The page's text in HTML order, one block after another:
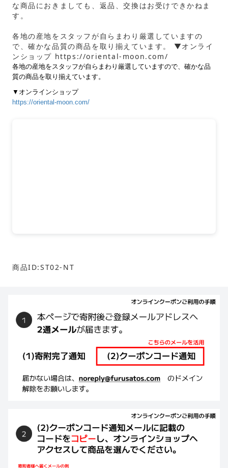
な商品におきましても、返品、交換はお受けできかねま
す。
各地の産地をスタッフが自らまわり厳選していますの
で、確かな品質の商品を取り揃えています。 ▼オンライ
ンショップ https://oriental-moon.com/
各地の産地をスタッフが自らまわり厳選していますので、確かな品
質の商品を取り揃えています。
▼オンラインショップ
https://oriental-moon.com/
商品ID:ST02-NT